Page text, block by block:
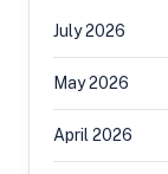
July 2026
May 2026
April 2026